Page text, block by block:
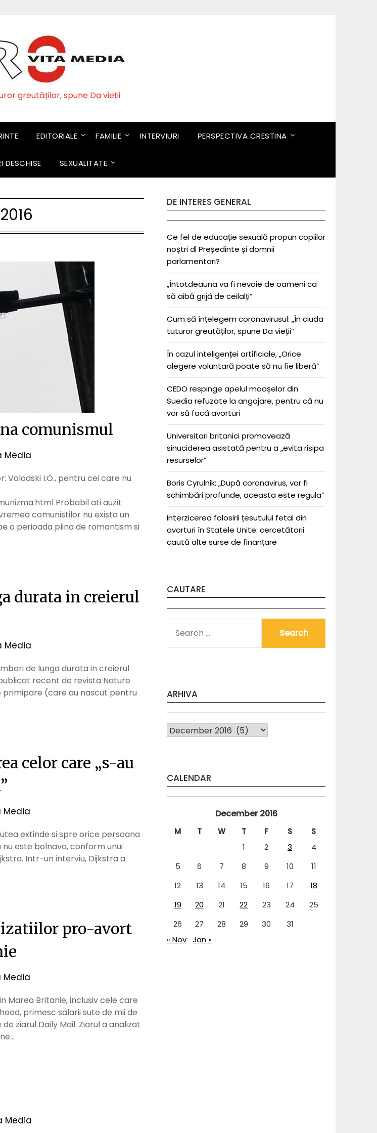
greutăților, spune Da vieții
EDITORIALE FAMILIE INTERVIURI PERSPECTIVA CRESTINA
DESCHISE SEXUALITATE
comunismul
Media
Volodski I.O., pentru cei care nu
Probabil ati auzit
comunistilor nu exista un
o perioada plina de romantism si
durata in creierul
Media
de lunga durata in creierul
recent de revista Nature
primipare (care au nascut pentru
celor care „s-au
Media
extinde si spre orice persoana
este bolnava, conform unui
Intr-un interviu, Dijkstra a
pro-avort
Media
Marea Britanie, inclusiv cele care
primesc salarii sute de mii de
ziarul Daily Mail. Ziarul a analizat
Media
DE INTERES GENERAL
Ce fel de educație sexuală propun copiilor
noștri dl Președinte și domnii
parlamentari?
„Întotdeauna va fi nevoie de oameni ca
să aibă grijă de ceilalți”
Cum să înțelegem coronavirusul: „În ciuda
tuturor greutăților, spune Da vieții”
În cazul inteligenței artificiale, „Orice
alegere voluntară poate să nu fie liberă”
CEDO respinge apelul moașelor din
Suedia refuzate la angajare, pentru că nu
vor să facă avorturi
Universitari britanici promovează
sinuciderea asistată pentru a „evita risipa
resurselor”
Boris Cyrulnik: „După coronavirus, vor fi
schimbări profunde, aceasta este regula”
Interzicerea folosirii țesutului fetal din
avorturi în Statele Unite: cercetătorii
caută alte surse de finanțare
CAUTARE
FOR:
ARHIVA
Arhiva
CALENDAR
December 2016
M T W T F S
S
1
2 3
4
5
6 7 8 9 10
11
12
13 14 15 16 17
18
19
20 21 22 23 24
25
26
27 28 29 30
31
« Nov Jan »